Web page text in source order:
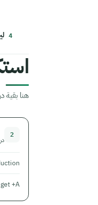
هنا بقية
2
+A